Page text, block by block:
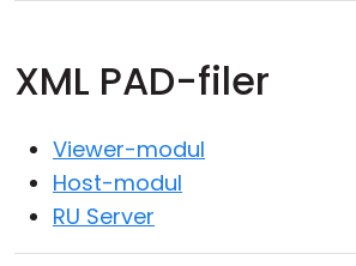
XML PAD-filer
Viewer-modul
Host-modul
RU Server
Cloud og Lokalt